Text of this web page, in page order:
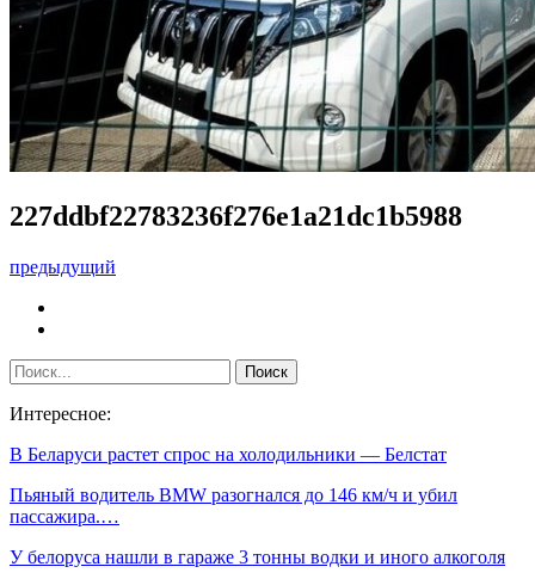
227ddbf22783236f276e1a21dc1b5988
предыдущий
Интересное:
В Беларуси растет спрос на холодильники — Белстат
Пьяный водитель BMW разогнался до 146 км/ч и убил
пассажира.…
У белоруса нашли в гараже 3 тонны водки и иного алкоголя